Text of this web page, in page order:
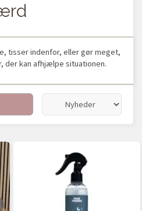
tisser indenfor, eller gør meget,
der kan afhjælpe situationen.